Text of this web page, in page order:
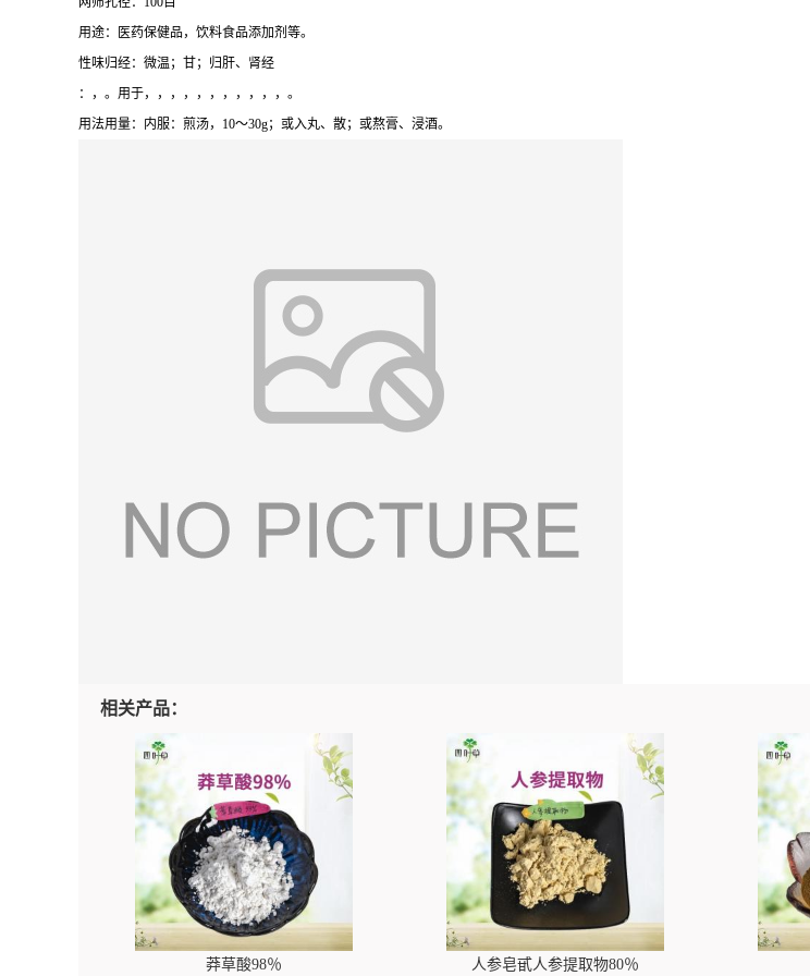
用途：医药保健品，饮料食品添加剂等。
性味归经：微温；甘；归肝、肾经
：，。用于，，，，，，，，，，，。
用法用量：内服：煎汤， 10～30g；或入丸、散；或熬膏、浸酒。
相关产品：
莽草酸98％ 人参皂甙人参提取物80％